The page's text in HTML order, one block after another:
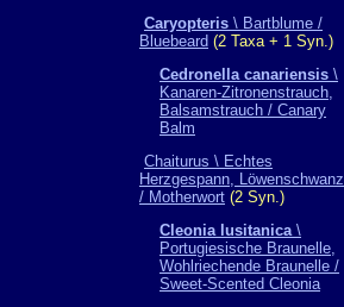
Caryopteris \ Bartblume /
Bluebeard (2 Taxa + 1 Syn.)
Cedronella canariensis \
Kanaren-Zitronenstrauch,
Balsamstrauch / Canary
Balm
Chaiturus \ Echtes
Herzgespann, Löwenschwanz
/ Motherwort (2 Syn.)
Cleonia lusitanica\
Portugiesische Braunelle,
Wohlriechende Braunelle /
Sweet-Scented Cleonia